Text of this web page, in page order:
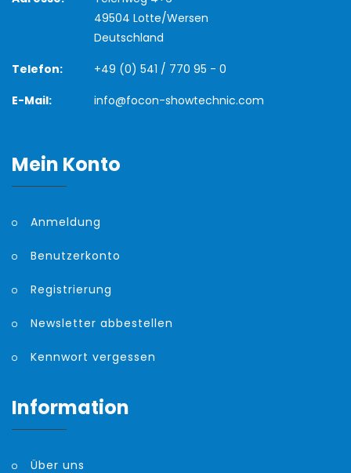
49504 Lotte/Wersen
Deutschland
Telefon:
+49 (0) 541 / 770 95 - 0
E-Mail:
info@focon-showtechnic.com
Mein Konto
Anmeldung
Benutzerkonto
Registrierung
Newsletter abbestellen
Kennwort vergessen
Information
Über uns